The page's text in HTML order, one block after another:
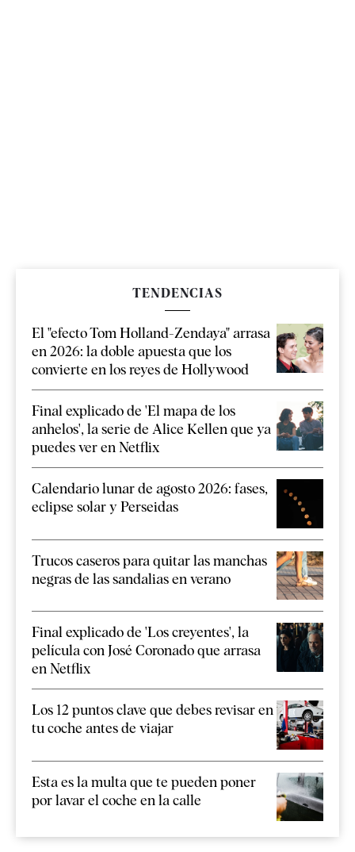
TENDENCIAS
El "efecto Tom Holland-Zendaya" arrasa
en 2026: la doble apuesta que los
convierte en los reyes de Hollywood
Final explicado de 'El mapa de los
anhelos', la serie de Alice Kellen que ya
puedes ver en Netflix
Calendario lunar de agosto 2026: fases,
eclipse solar y Perseidas
Trucos caseros para quitar las manchas
negras de las sandalias en verano
Final explicado de 'Los creyentes', la
película con José Coronado que arrasa
en Netflix
Los 12 puntos clave que debes revisar en
tu coche antes de viajar
Esta es la multa que te pueden poner
por lavar el coche en la calle